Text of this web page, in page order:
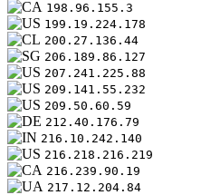
198.96.155.3
199.19.224.178
200.27.136.44
206.189.86.127
207.241.225.88
209.141.55.232
209.50.60.59
212.40.176.79
216.10.242.140
216.218.216.219
216.239.90.19
217.12.204.84